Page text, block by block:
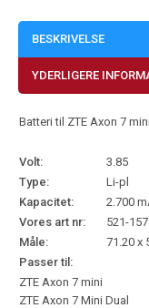
BESKRIVELSE
YDERLIGERE
Batteri til ZTE Axon 7
Volt:
3.85
Type:
Li-pl
Kapacitet:
2.700
Vores art nr:
521-157
Måle:
71.20 x
Passer til:
ZTE Axon 7 mini
ZTE Axon 7 Mini Dual